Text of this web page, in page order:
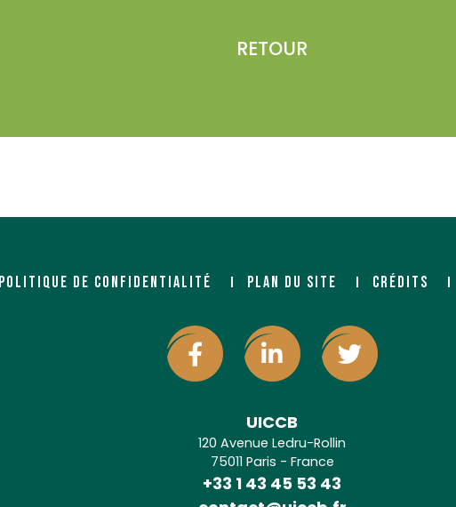
RETOUR
POLITIQUE DE CONFIDENTIALITÉ PLAN DU SITE CRÉDITS
UICCB
120 Avenue Ledru-Rollin
75011 Paris - France
+33 1 43 45 53 43